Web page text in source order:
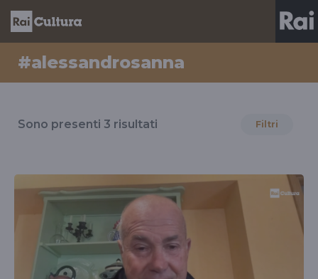
#alessandrosanna
il
#alessandrosanna
Sono presenti 3 risultati Filtri